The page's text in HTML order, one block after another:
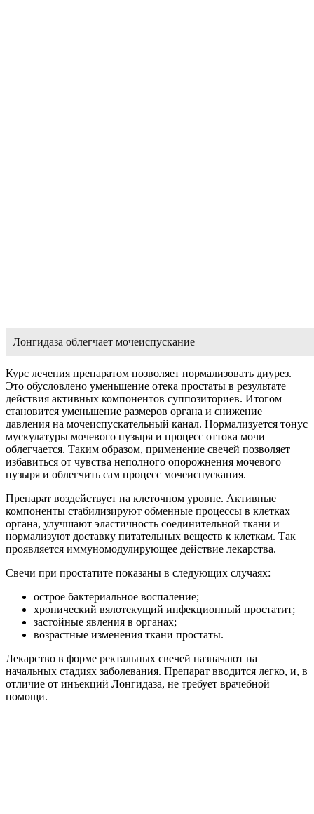
Лонгидаза облегчает мочеиспускание
Курс лечения препаратом позволяет нормализовать диурез.
Это обусловлено уменьшение отека простаты в результате
действия активных компонентов суппозиториев. Итогом
становится уменьшение размеров органа и снижение
давления на мочеиспускательный канал. Нормализуется тонус
мускулатуры мочевого пузыря и процесс оттока мочи
облегчается. Таким образом, применение свечей позволяет
избавиться от чувства неполного опорожнения мочевого
пузыря и облегчить сам процесс мочеиспускания.
Препарат воздействует на клеточном уровне. Активные
компоненты стабилизируют обменные процессы в клетках
органа, улучшают эластичность соединительной ткани и
нормализуют доставку питательных веществ к клеткам. Так
проявляется иммуномодулирующее действие лекарства.
Свечи при простатите показаны в следующих случаях:
острое бактериальное воспаление;
хронический вялотекущий инфекционный простатит;
застойные явления в органах;
возрастные изменения ткани простаты.
Лекарство в форме ректальных свечей назначают на
начальных стадиях заболевания. Препарат вводится легко, и, в
отличие от инъекций Лонгидаза, не требует врачебной
помощи.